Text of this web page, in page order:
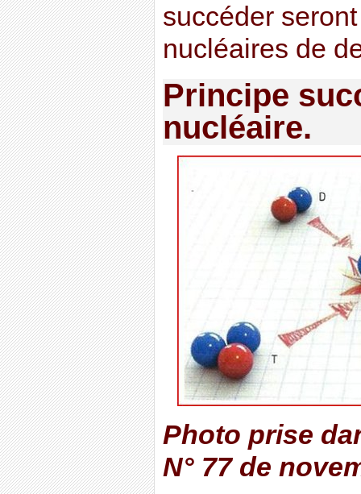
succéder
nucléaires de
Principe
nucléaire.
Photo prise
N° 77 de